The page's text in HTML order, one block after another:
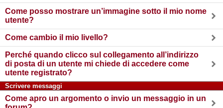
Come posso mostrare un’immagine sotto il mio nome
utente?
Come cambio il mio livello?
Perché quando clicco sul collegamento all’indirizzo
di posta di un utente mi chiede di accedere come
utente registrato?
Scrivere messaggi
Come apro un argomento o invio un messaggio in un